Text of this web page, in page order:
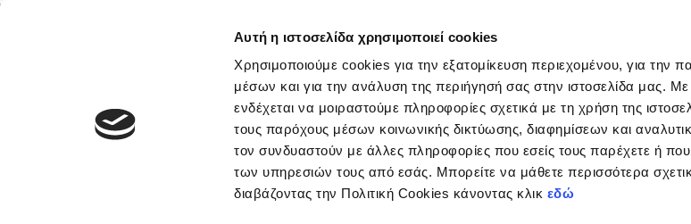
Αυτή η ιστοσελίδα χρησιμοποιεί cookies
Χρησιμοποιούμε cookies για την εξατομίκευση περιεχομένου, για την
μέσων και για την ανάλυση της περιήγησή σας στην ιστοσελίδα μας.
ενδέχεται να μοιραστούμε πληροφορίες σχετικά με τη χρήση της
τους παρόχους μέσων κοινωνικής δικτύωσης, διαφημίσεων και
τον συνδυαστούν με άλλες πληροφορίες που εσείς τους παρέχετε ή
των υπηρεσιών τους από εσάς. Μπορείτε να μάθετε περισσότερα
διαβάζοντας την Πολιτική Cookies κάνοντας κλικ εδώ
Νέα & Πληροφορίες Εθνικές Ομάδες Διοργανώσεις
Previous
ΑΝΔΡΕΑΣ ΚΙΤΣΗΣ